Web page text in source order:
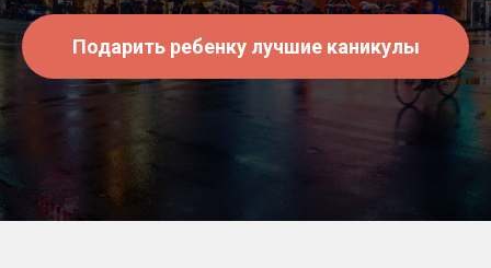
Подарить ребенку лучшие каникулы